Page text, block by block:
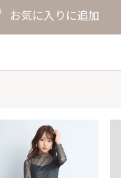
お気に入りに追加